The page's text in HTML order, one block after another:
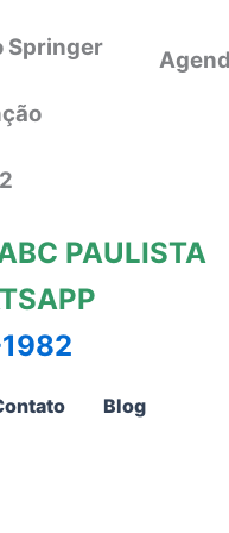
Springer
PAULISTA
Blog